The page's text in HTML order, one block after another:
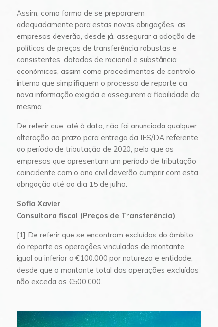
Assim, como forma de se prepararem
adequadamente para estas novas obrigações, as
empresas deverão, desde já, assegurar a adoção de
políticas de preços de transferência robustas e
consistentes, dotadas de racional e substância
económicas, assim como procedimentos de controlo
interno que simplifiquem o processo de reporte da
nova informação exigida e assegurem a fiabilidade da
mesma.
De referir que, até à data, não foi anunciada qualquer
alteração ao prazo para entrega da IES/DA referente
ao período de tributação de 2020, pelo que as
empresas que apresentam um período de tributação
coincidente com o ano civil deverão cumprir com esta
obrigação até ao dia 15 de julho.
Sofia Xavier
Consultora fiscal (Preços de Transferência)
[1] De referir que se encontram excluídos do âmbito
do reporte as operações vinculadas de montante
igual ou inferior a €100.000 por natureza e entidade,
desde que o montante total das operações excluídas
não exceda os €500.000.